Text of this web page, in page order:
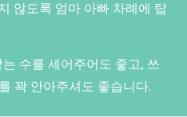
않도록 엄마 아빠 차례에 탑
는 수를 세어주어도 좋고, 쓰
꽉 안아주셔도 좋습니다.